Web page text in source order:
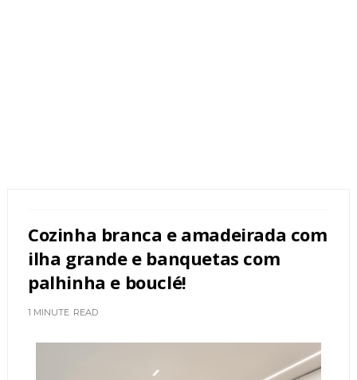
Cozinha branca e amadeirada com
ilha grande e banquetas com
palhinha e bouclé!
1 MINUTE READ